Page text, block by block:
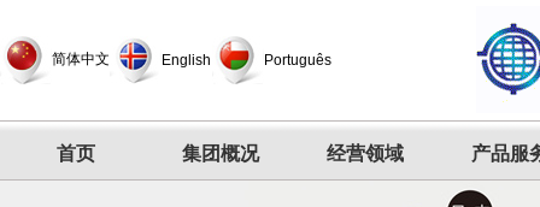
简体中文 English Português
首页 集团概况 经营领域 产品服